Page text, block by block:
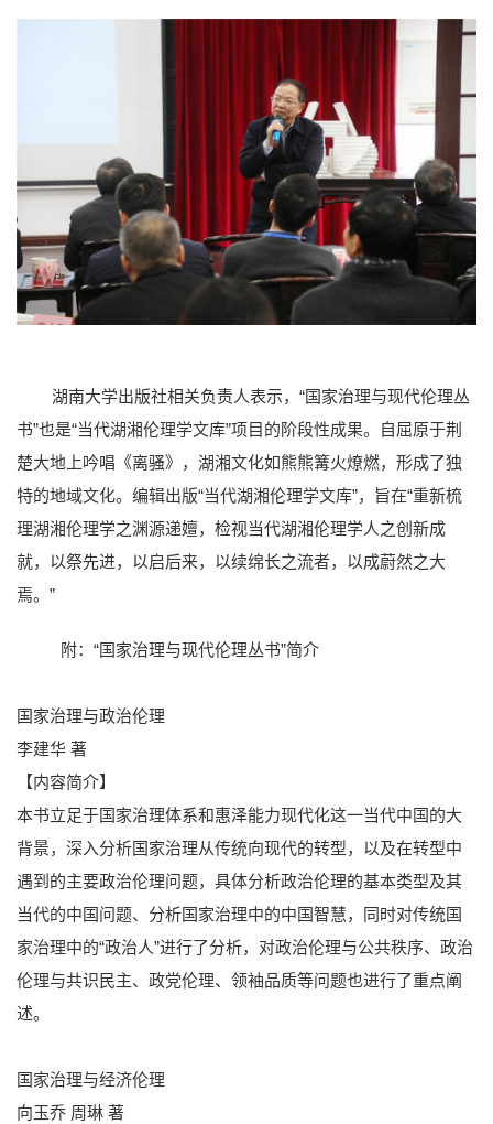
湖南大学出版社相关负责人表示，“国家治理与现代伦理丛
书”也是“当代湖湘伦理学文库”项目的阶段性成果。自屈原于荆
楚大地上吟唱《离骚》，湖湘文化如熊熊篝火燎燃，形成了独
特的地域文化。编辑出版“当代湖湘伦理学文库”，旨在“重新梳
理湖湘伦理学之渊源递嬗，检视当代湖湘伦理学人之创新成
就，以祭先进，以启后来，以续绵长之流者，以成蔚然之大
焉。”
附：“国家治理与现代伦理丛书”简介
国家治理与政治伦理
李建华 著
【内容简介】
本书立足于国家治理体系和惠泽能力现代化这一当代中国的大
背景，深入分析国家治理从传统向现代的转型，以及在转型中
遇到的主要政治伦理问题，具体分析政治伦理的基本类型及其
当代的中国问题、分析国家治理中的中国智慧，同时对传统国
家治理中的“政治人”进行了分析，对政治伦理与公共秩序、政治
伦理与共识民主、政党伦理、领袖品质等问题也进行了重点阐
述。
国家治理与经济伦理
向玉乔 周琳 著